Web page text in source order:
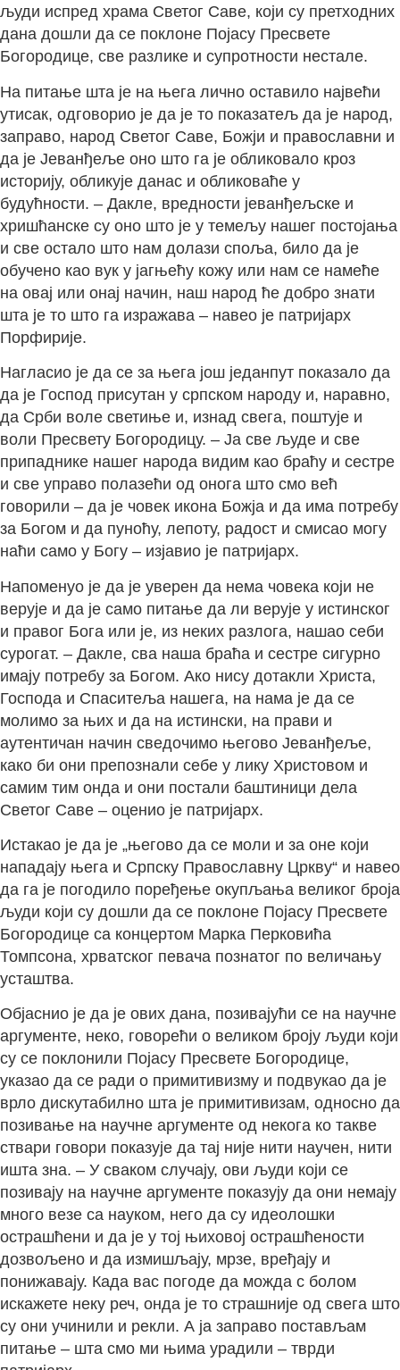
људи испред храма Светог Саве, који су претходних
дана дошли да се поклоне Појасу Пресвете
Богородице, све разлике и супротности нестале.
На питање шта је на њега лично оставило највећи
утисак, одговорио је да је то показатељ да је народ,
заправо, народ Светог Саве, Божји и православни и
да је Јеванђеље оно што га је обликовало кроз
историју, обликује данас и обликоваће у
будућности. – Дакле, вредности јеванђељске и
хришћанске су оно што је у темељу нашег постојања
и све остало што нам долази споља, било да је
обучено као вук у јагњећу кожу или нам се намеће
на овај или онај начин, наш народ ће добро знати
шта је то што га изражава – навео је патријарх
Порфирије.
Нагласио је да се за њега још једанпут показало да
да је Господ присутан у српском народу и, наравно,
да Срби воле светиње и, изнад свега, поштује и
воли Пресвету Богородицу. – Ја све људе и све
припаднике нашег народа видим као браћу и сестре
и све управо полазећи од онога што смо већ
говорили – да је човек икона Божја и да има потребу
за Богом и да пуноћу, лепоту, радост и смисао могу
наћи само у Богу – изјавио је патријарх.
Напоменуо је да је уверен да нема човека који не
верује и да је само питање да ли верује у истинског
и правог Бога или је, из неких разлога, нашао себи
сурогат. – Дакле, сва наша браћа и сестре сигурно
имају потребу за Богом. Ако нису дотакли Христа,
Господа и Спаситеља нашега, на нама је да се
молимо за њих и да на истински, на прави и
аутентичан начин сведочимо његово Јеванђеље,
како би они препознали себе у лику Христовом и
самим тим онда и они постали баштиници дела
Светог Саве – оценио је патријарх.
Истакао је да је „његово да се моли и за оне који
нападају њега и Српску Православну Цркву“ и навео
да га је погодило поређење окупљања великог броја
људи који су дошли да се поклоне Појасу Пресвете
Богородице са концертом Марка Перковића
Томпсона, хрватског певача познатог по величању
усташтва.
Објаснио је да је ових дана, позивајући се на научне
аргументе, неко, говорећи о великом броју људи који
су се поклонили Појасу Пресвете Богородице,
указао да се ради о примитивизму и подвукао да је
врло дискутабилно шта је примитивизам, односно да
позивање на научне аргументе од некога ко такве
ствари говори показује да тај није нити научен, нити
ишта зна. – У сваком случају, ови људи који се
позивају на научне аргументе показују да они немају
много везе са науком, него да су идеолошки
острашћени и да је у тој њиховој острашћености
дозвољено и да измишљају, мрзе, вређају и
понижавају. Када вас погоде да можда с болом
искажете неку реч, онда је то страшније од свега што
су они учинили и рекли. А ја заправо постављам
питање – шта смо ми њима урадили – тврди